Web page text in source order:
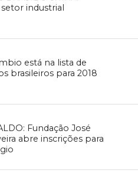
industrial
está na lista de
brasileiros para 2018
Fundação José
abre inscrições para